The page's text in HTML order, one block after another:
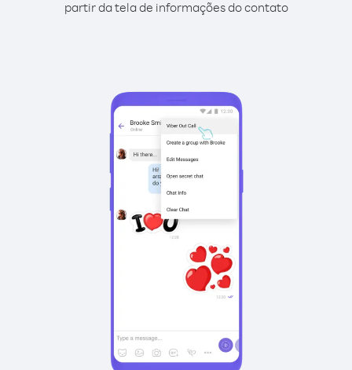
partir da tela de informações do contato